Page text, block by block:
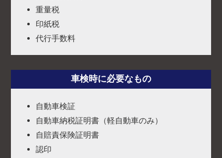
重量税
印紙税
代行手数料
車検時に必要なもの
自動車検証
自動車納税証明書（軽自動車のみ）
自賠責保険証明書
認印